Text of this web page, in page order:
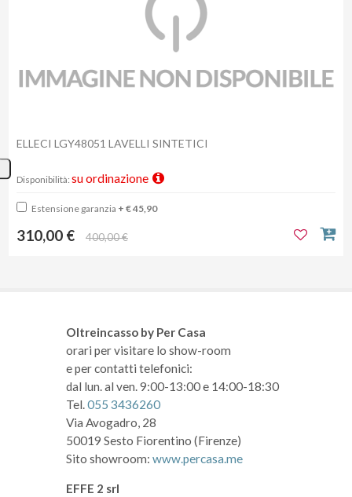
ELLECI LGY48051 LAVELLI SINTETICI
Disponibilità: su ordinazione
Estensione garanzia + € 45,90
310,00 € 400,00 €
Oltreincasso by Per Casa
orari per visitare lo show-room
e per contatti telefonici:
dal lun. al ven. 9:00-13:00 e 14:00-18:30
Tel.055 3436260
Via Avogadro, 28
50019 Sesto Fiorentino (Firenze)
Sito showroom: www.percasa.me
EFFE 2 srl